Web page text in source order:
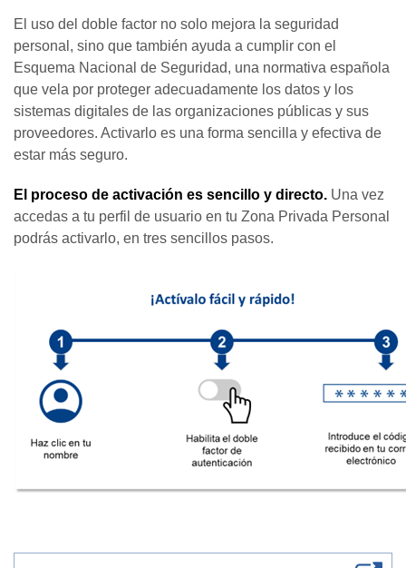
El uso del doble factor no solo mejora la seguridad
personal, sino que también ayuda a cumplir con el
Esquema Nacional de Seguridad, una normativa española
que vela por proteger adecuadamente los datos y los
sistemas digitales de las organizaciones públicas y sus
proveedores. Activarlo es una forma sencilla y efectiva de
estar más seguro.
El proceso de activación es sencillo y directo. Una vez
accedas a tu perfil de usuario en tu Zona Privada Personal
podrás activarlo, en tres sencillos pasos.